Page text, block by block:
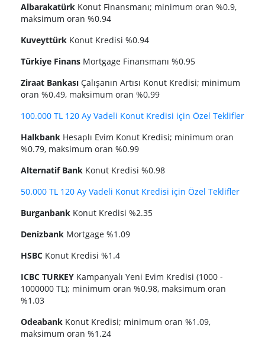
Albarakatürk Konut Finansmanı; minimum oran %0.9,
maksimum oran %0.94
Kuveyttürk Konut Kredisi %0.94
Türkiye Finans Mortgage Finansmanı %0.95
Ziraat Bankası Çalışanın Artısı Konut Kredisi; minimum
oran %0.49, maksimum oran %0.99
100.000 TL 120 Ay Vadeli Konut Kredisi için Özel Teklifler
Halkbank Hesaplı Evim Konut Kredisi; minimum oran
%0.79, maksimum oran %0.99
Alternatif Bank Konut Kredisi %0.98
50.000 TL 120 Ay Vadeli Konut Kredisi için Özel Teklifler
Burganbank Konut Kredisi %2.35
Denizbank Mortgage %1.09
HSBC Konut Kredisi %1.4
ICBC TURKEY Kampanyalı Yeni Evim Kredisi (1000 -
1000000 TL); minimum oran %0.98, maksimum oran
%1.03
Odeabank Konut Kredisi; minimum oran %1.09,
maksimum oran %1.24